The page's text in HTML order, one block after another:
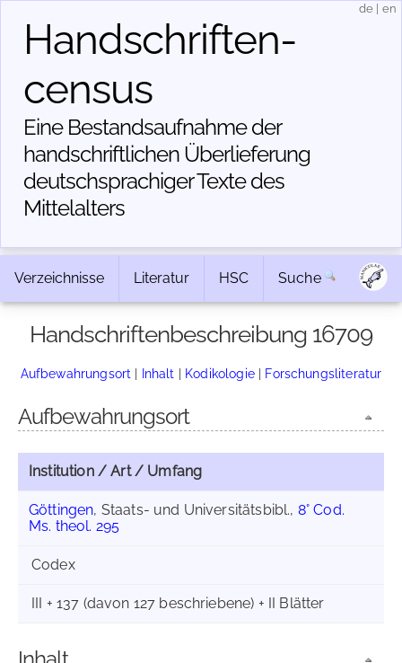
Handschriften­
census
Eine Bestandsaufnahme der
handschriftlichen Über­lieferung
deutschsprachiger Texte des
Mittelalters
de en
Verzeichnisse Literatur HSC Suche
Handschriftenbeschreibung 16709
Aufbewahrungsort | Inhalt | Kodikologie| Forschungsliteratur
Aufbewahrungsort
Institution / Art / Umfang
Göttingen, Staats- und Universitätsbibl., 8° Cod.
Ms. theol. 295
Codex
III + 137 (davon 127 beschriebene) + II Blätter